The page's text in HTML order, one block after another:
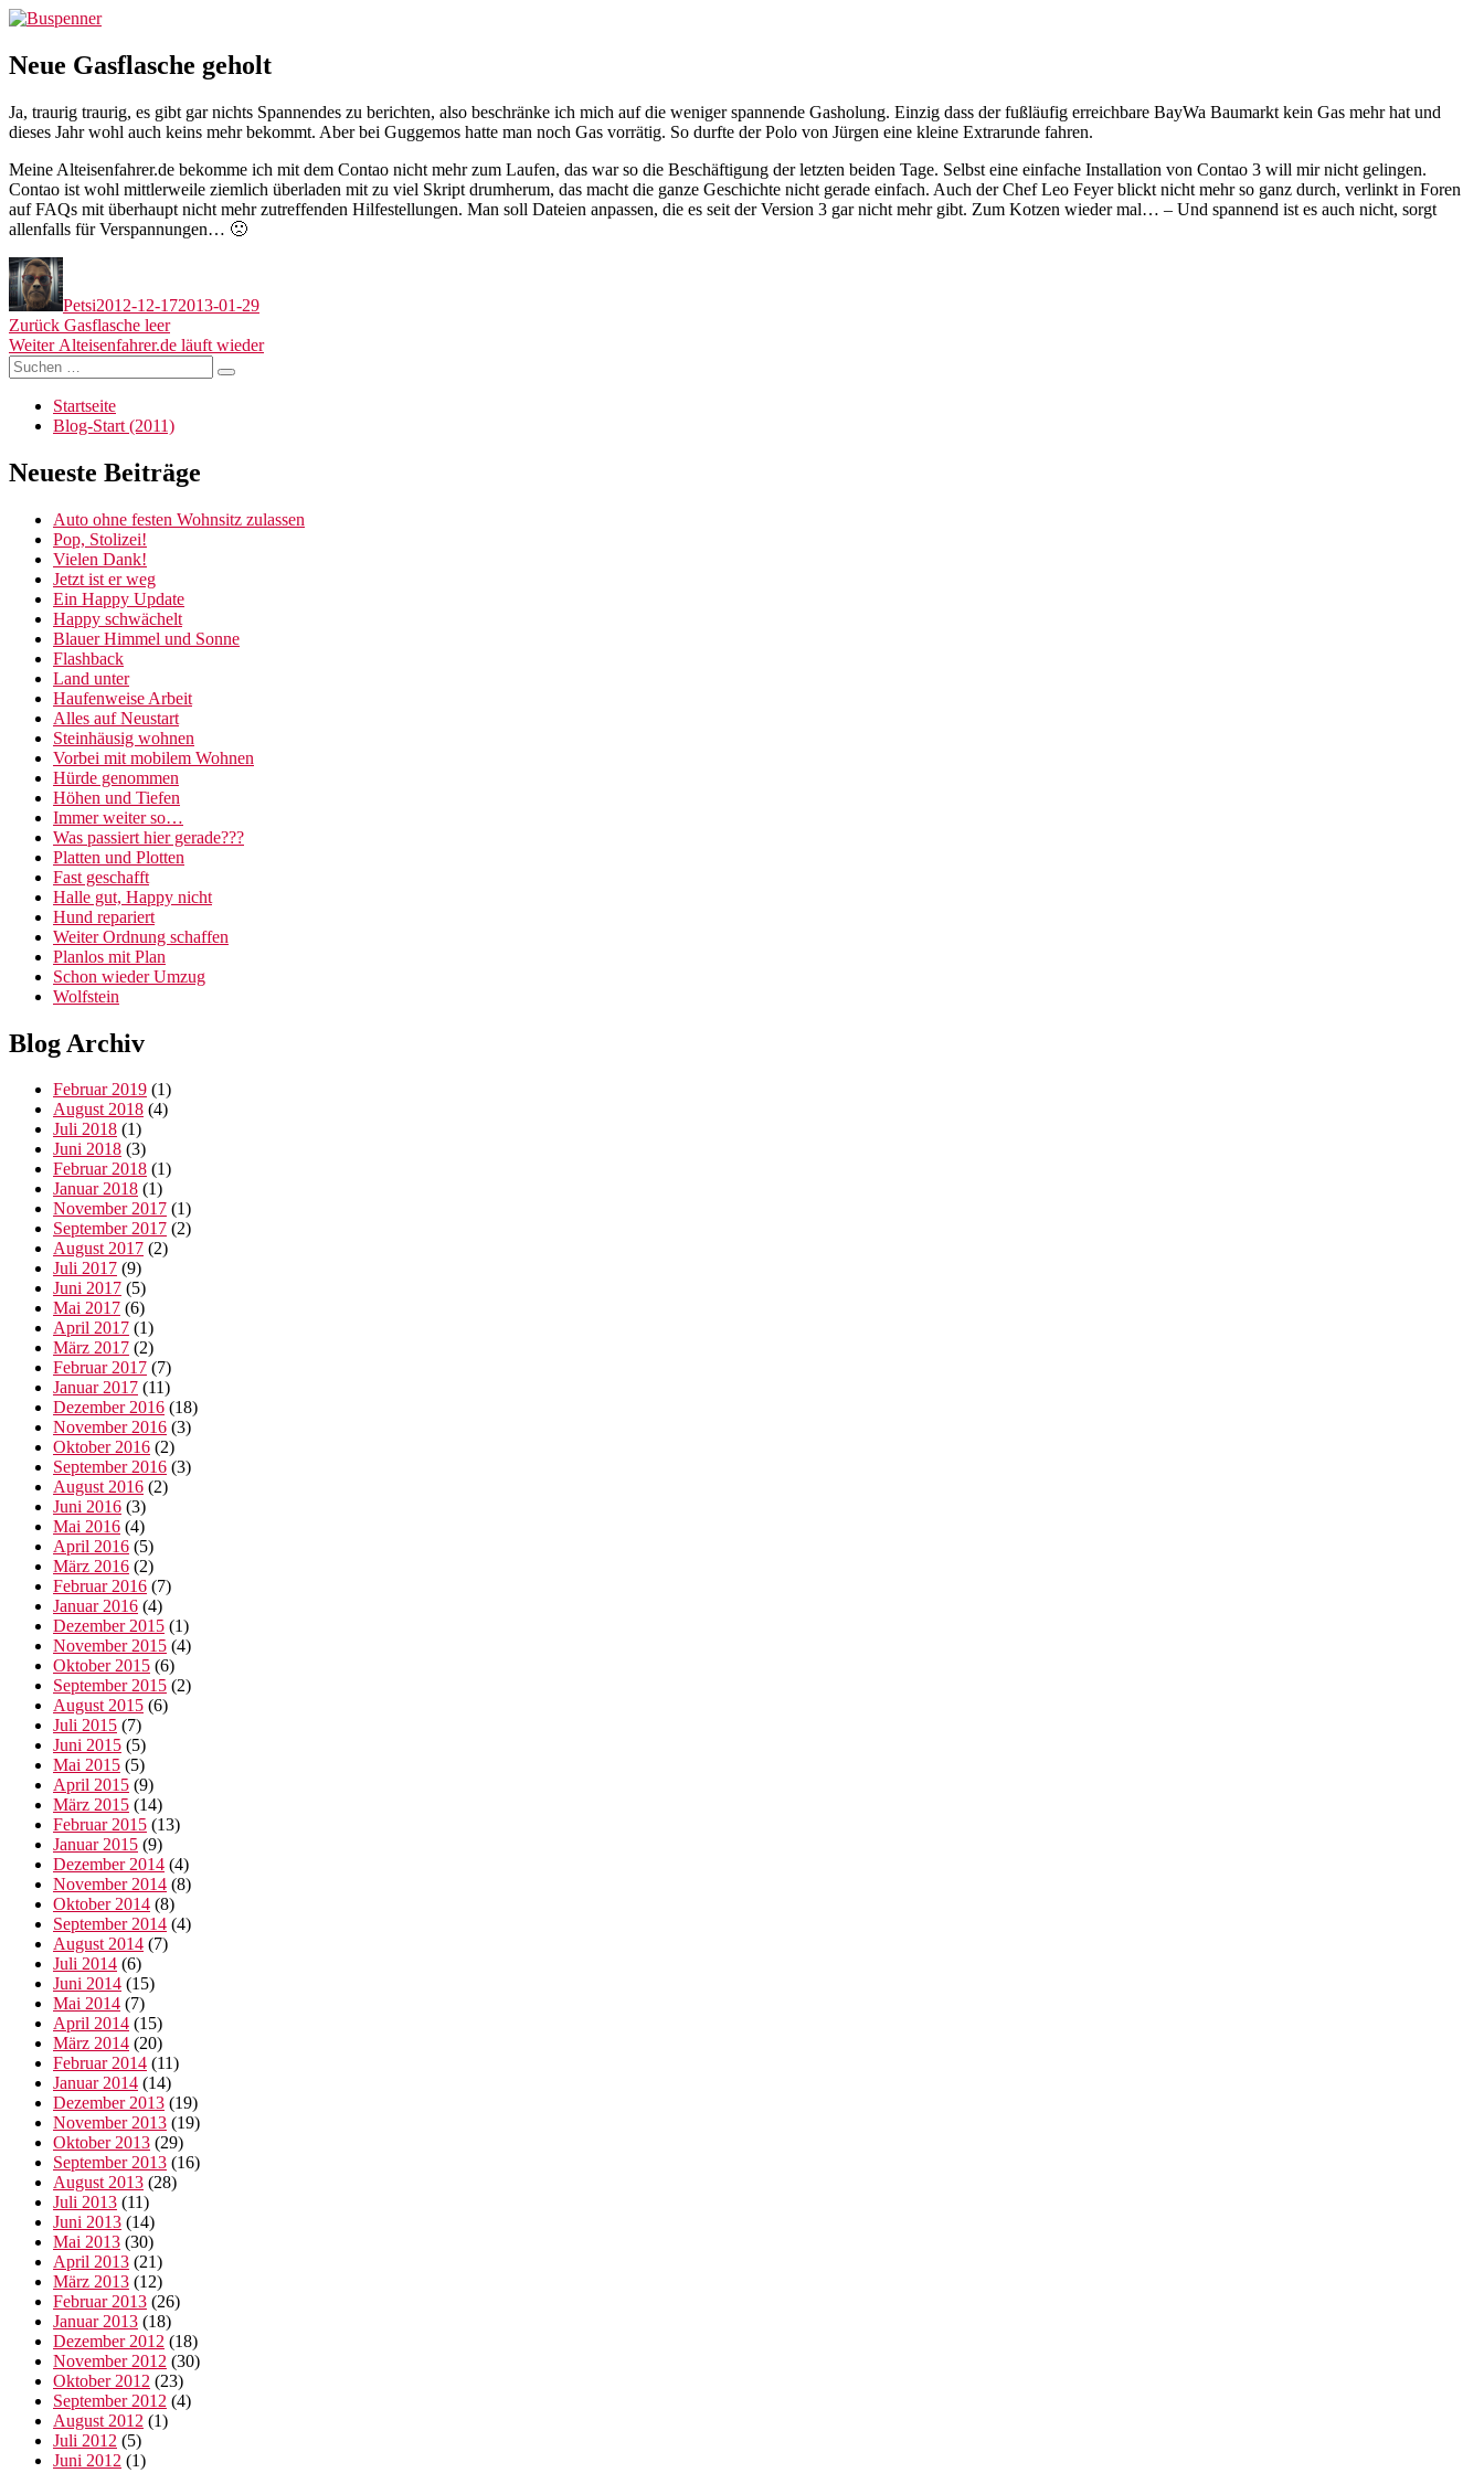
Zum
springen
Neue Gasflasche geholt
Ja, traurig traurig, es gibt gar nichts Spannendes zu berichten, also beschränke ich mich auf die weniger spannende Gasholung. Einzig dass der fußläufig erreichbare BayWa Baumarkt kein Gas mehr hat und
dieses Jahr wohl auch keins mehr bekommt. Aber bei Guggemos hatte man noch Gas vorrätig. So durfte der Polo von Jürgen eine kleine Extrarunde fahren.
Meine Alteisenfahrer.de bekomme ich mit dem Contao nicht mehr zum Laufen, das war so die Beschäftigung der letzten beiden Tage. Selbst eine einfache Installation von Contao 3 will mir nicht gelingen.
Contao ist wohl mittlerweile ziemlich überladen mit zu viel Skript drumherum, das macht die ganze Geschichte nicht gerade einfach. Auch der Chef Leo Feyer blickt nicht mehr so ganz durch, verlinkt in Foren
auf FAQs mit überhaupt nicht mehr zutreffenden Hilfestellungen. Man soll Dateien anpassen, die es seit der Version 3 gar nicht mehr gibt. Zum Kotzen wieder mal… – Und spannend ist es auch nicht, sorgt
allenfalls für Verspannungen… 🙁
Autor
Petsi2012-12-172013-01-29
Beitragsnavigation
Zurück Vorheriger
Beitrag:
Gasflasche leer
Weiter Nächster
Beitrag:
Alteisenfahrer.de läuft wieder
Suchen
nach:
Suchen
Startseite
Blog-Start (2011)
Neueste Beiträge
Auto ohne festen Wohnsitz zulassen
Pop, Stolizei!
Vielen Dank!
Jetzt ist er weg
Ein Happy Update
Happy schwächelt
Blauer Himmel und Sonne
Flashback
Land unter
Haufenweise Arbeit
Alles auf Neustart
Steinhäusig wohnen
Vorbei mit mobilem Wohnen
Hürde genommen
Höhen und Tiefen
Immer weiter so…
Was passiert hier gerade???
Platten und Plotten
Fast geschafft
Halle gut, Happy nicht
Hund repariert
Weiter Ordnung schaffen
Planlos mit Plan
Schon wieder Umzug
Wolfstein
Blog Archiv
Februar 2019 (1)
August 2018 (4)
Juli 2018 (1)
Juni 2018 (3)
Februar 2018 (1)
Januar 2018 (1)
November 2017 (1)
September 2017 (2)
August 2017 (2)
Juli 2017 (9)
Juni 2017 (5)
Mai 2017 (6)
April 2017 (1)
März 2017 (2)
Februar 2017 (7)
Januar 2017 (11)
Dezember 2016 (18)
November 2016 (3)
Oktober 2016 (2)
September 2016 (3)
August 2016 (2)
Juni 2016 (3)
Mai 2016 (4)
April 2016 (5)
März 2016 (2)
Februar 2016 (7)
Januar 2016 (4)
Dezember 2015 (1)
November 2015 (4)
Oktober 2015 (6)
September 2015 (2)
August 2015 (6)
Juli 2015 (7)
Juni 2015 (5)
Mai 2015 (5)
April 2015 (9)
März 2015 (14)
Februar 2015 (13)
Januar 2015 (9)
Dezember 2014 (4)
November 2014 (8)
Oktober 2014 (8)
September 2014 (4)
August 2014 (7)
Juli 2014 (6)
Juni 2014 (15)
Mai 2014 (7)
April 2014 (15)
März 2014 (20)
Februar 2014 (11)
Januar 2014 (14)
Dezember 2013 (19)
November 2013 (19)
Oktober 2013 (29)
September 2013 (16)
August 2013 (28)
Juli 2013 (11)
Juni 2013 (14)
Mai 2013 (30)
April 2013 (21)
März 2013 (12)
Februar 2013 (26)
Januar 2013 (18)
Dezember 2012 (18)
November 2012 (30)
Oktober 2012 (23)
September 2012 (4)
August 2012 (1)
Juli 2012 (5)
Juni 2012 (1)